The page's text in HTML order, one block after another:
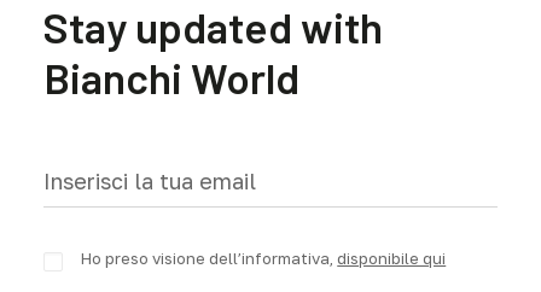
Stay updated with
Bianchi World
Ho preso visione dell’informativa,disponibile qui